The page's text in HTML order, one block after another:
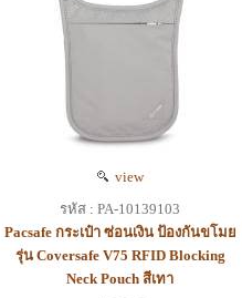
view
รหัส : PA-10139103
Pacsafe กระเป๋า ซ่อนเงิน ป้องกันขโมย
รุ่น Coversafe V75 RFID Blocking
Neck Pouch สีเทา